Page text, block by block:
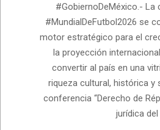
#GobiernoDeMéxico.- La
#MundialDeFutbol2026 se
motor estratégico para el
la proyección
convertir al país en una
riqueza cultural, histórica y
conferencia “Derecho de
jurídica del